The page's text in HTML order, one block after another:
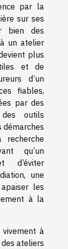
par la
sur ses
bien des
un atelier
plus
et de
d’un
fiables,
par des
des outils
démarches
qu’un
d’éviter
une
les
à la
vivement à
ateliers